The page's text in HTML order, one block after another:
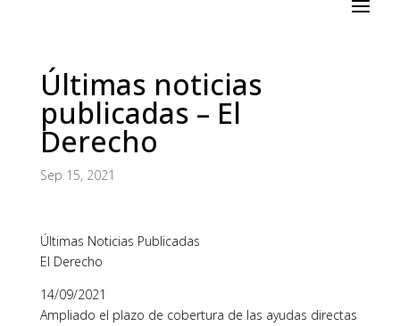
Últimas noticias
publicadas – El
Derecho
Sep 15, 2021
Últimas Noticias Publicadas
El Derecho
14/09/2021
Ampliado el plazo de cobertura de las ayudas directas